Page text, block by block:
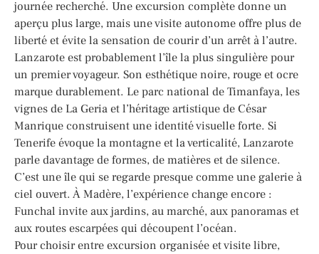
journée recherché. Une excursion complète donne un
aperçu plus large, mais une visite autonome offre plus de
liberté et évite la sensation de courir d’un arrêt à l’autre.
Lanzarote est probablement l’île la plus singulière pour
un premier voyageur. Son esthétique noire, rouge et ocre
marque durablement. Le parc national de Timanfaya, les
vignes de La Geria et l’héritage artistique de César
Manrique construisent une identité visuelle forte. Si
Tenerife évoque la montagne et la verticalité, Lanzarote
parle davantage de formes, de matières et de silence.
C’est une île qui se regarde presque comme une galerie à
ciel ouvert. À Madère, l’expérience change encore :
Funchal invite aux jardins, au marché, aux panoramas et
aux routes escarpées qui découpent l’océan.
Pour choisir entre excursion organisée et visite libre,